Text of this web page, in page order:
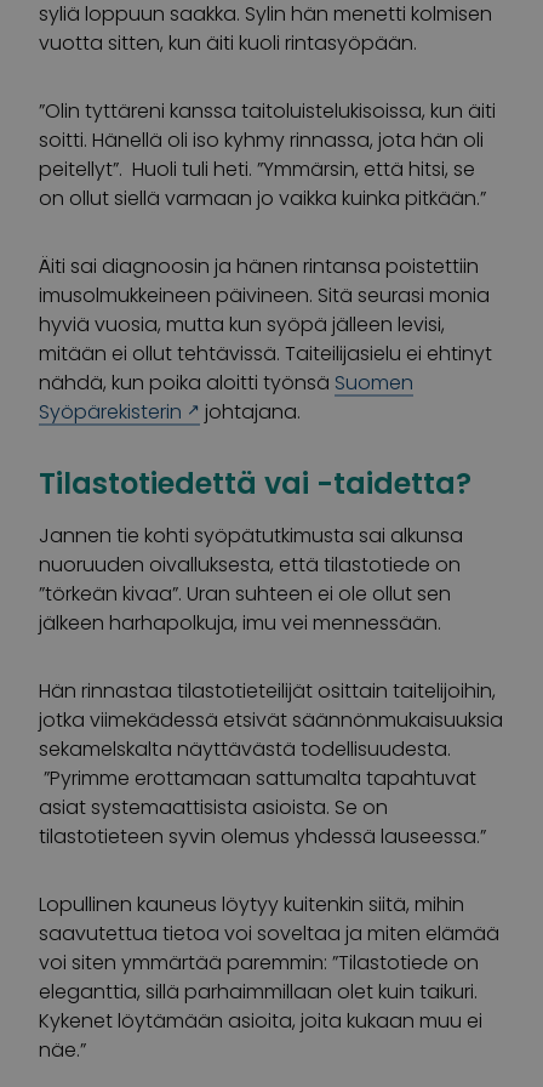
syliä loppuun saakka. Sylin hän menetti kolmisen
vuotta sitten, kun äiti kuoli rintasyöpään.
”Olin tyttäreni kanssa taitoluistelukisoissa, kun äiti
soitti. Hänellä oli iso kyhmy rinnassa, jota hän oli
peitellyt”. Huoli tuli heti. ”Ymmärsin, että hitsi, se
on ollut siellä varmaan jo vaikka kuinka pitkään.”
Äiti sai diagnoosin ja hänen rintansa poistettiin
imusolmukkeineen päivineen. Sitä seurasi monia
hyviä vuosia, mutta kun syöpä jälleen levisi,
mitään ei ollut tehtävissä. Taiteilijasielu ei ehtinyt
nähdä, kun poika aloitti työnsä Suomen
Syöpärekisterin
johtajana.
Tilastotiedettä vai -taidetta?
Jannen tie kohti syöpätutkimusta sai alkunsa
nuoruuden oivalluksesta, että tilastotiede on
”törkeän kivaa”. Uran suhteen ei ole ollut sen
jälkeen harhapolkuja, imu vei mennessään.
Hän rinnastaa tilastotieteilijät osittain taitelijoihin,
jotka viimekädessä etsivät säännönmukaisuuksia
sekamelskalta näyttävästä todellisuudesta.
”Pyrimme erottamaan sattumalta tapahtuvat
asiat systemaattisista asioista. Se on
tilastotieteen syvin olemus yhdessä lauseessa.”
Lopullinen kauneus löytyy kuitenkin siitä, mihin
saavutettua tietoa voi soveltaa ja miten elämää
voi siten ymmärtää paremmin: ”Tilastotiede on
eleganttia, sillä parhaimmillaan olet kuin taikuri.
Kykenet löytämään asioita, joita kukaan muu ei
näe.”